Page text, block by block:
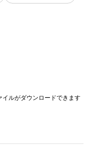
イルがダウンロードできます